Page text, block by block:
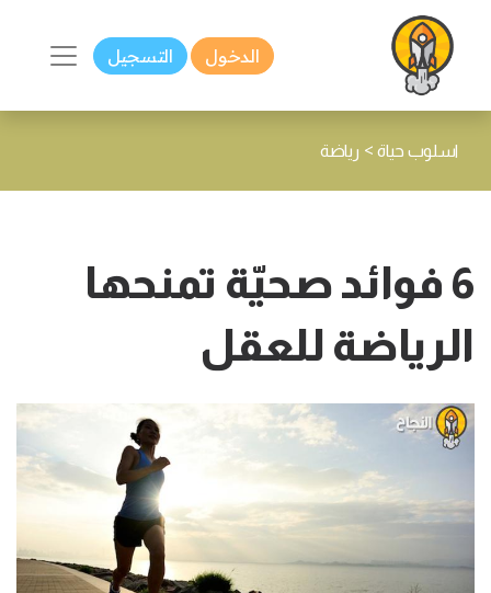
الدخول التسجيل
اسلوب حياة > رياضة
6 فوائد صحيّة تمنحها
الرياضة للعقل